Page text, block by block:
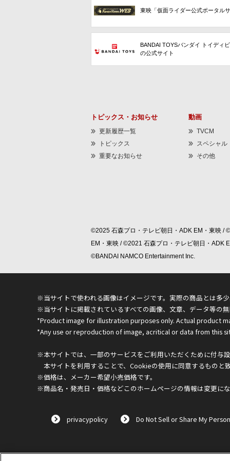
東映「仮面ライダー公式ポータルサ
BANDAI TOYSバンダイ トイディ
の公式サイト
トピックス・お知らせ
更新履歴一覧
トピックス
重要なお知らせ
動画
TVCM
スペシャル
その他
©2025 石森プロ・テレビ朝日・ADK EM・東映 /
EM・東映 / ©2021 石森プロ・テレビ朝日・ADK
©BANDAI NAMCO Entertainment Inc.
※当サイトで使われる画像はイメージです。実際の商品とは多
※当サイトに掲載されているすべての画像、文章、データ等の無
*Product image for illustration purposes only. Actual product
*Any use or reproduction of image, acritical or data from this
※本サイトでは、一部のサービスをご利用いただくために付与
本サイトを利用することで、Cookieの使用に同意するものと
※価格は、メーカー希望小売価格です。
※商品名・発売日・価格などこのホームページの情報は変更に
privacypolicy Do Not Sell or Share My